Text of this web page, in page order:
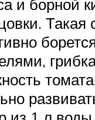
и борной
Такая